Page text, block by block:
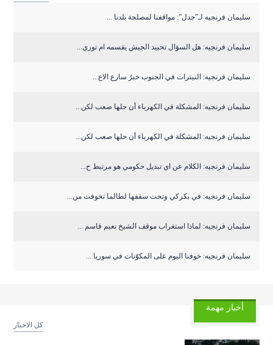
سليمان فرنجيه لـ”جدل”: مواقفنا لمصلحة بلدنا ...
سليمان فرنجيه: هل السؤال تحييد الجيش يقسمه ام توري...
سليمان فرنجيه: النيترات في الجنوب خبرٌ سارع الاع...
سليمان فرنجيه: المشكلة في الكهرباء أن حلها صعب لكن...
سليمان فرنجيه: المشكلة في الكهرباء أن حلها صعب لكن...
سليمان فرنجيه: الكلام عن اي تبديل حكومي هو مرتبط ح...
سليمان فرنجيه: في بكركي وتحت سقفها لطالما تخوفت من...
سليمان فرنجيه: لماذا استغراب موقف الشيخ نعيم قاسم ...
سليمان فرنجيه: خوفنا اليوم على المكوّنات في سوريا ...
أخبار مهمة
كل الاخبار